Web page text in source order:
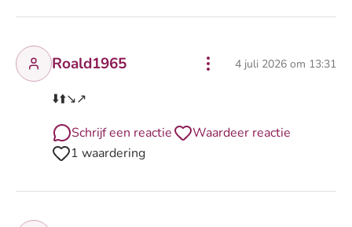
Roald1965 4 juli 2026 om 13:31
⬇️⬆️↘️↗️
Schrijf een reactie
Waardeer reactie
1 waardering